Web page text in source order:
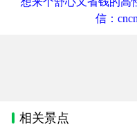
信：
相关景点